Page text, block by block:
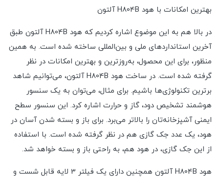
بهترین امکانات با هود H804B آلتون
در بالا هم به این موضوع اشاره کردیم که هود H804B آلتون طبق
آخرین استانداردهای ملی و بین‌المللی ساخته شده است. به همین
منظور، برای این محصول، به‌روزترین و بهترین امکانات در نظر
گرفته شده است. در ساخت هود H804B آلتون، می‌توانیم شاهد
برترین تکنولوژی‌ها باشیم. برای مثال، می‌توان به یک سنسور
هوشمند تشخیص دود، گاز و حرارت اشاره کرد. این سنسور سطح
ایمنی آشپزخانه‌تان را بالاتر می‌برد. برای باز و بسته شدن آسان در
هود، یک عدد جک گازی هم در نظر گرفته شده است. با استفاده
از این جک گازی، در هود هم، به راحتی باز و بسته خواهد شد.
هود H804B آلتون همچنین دارای یک فیلتر 3 لایه قابل شست و